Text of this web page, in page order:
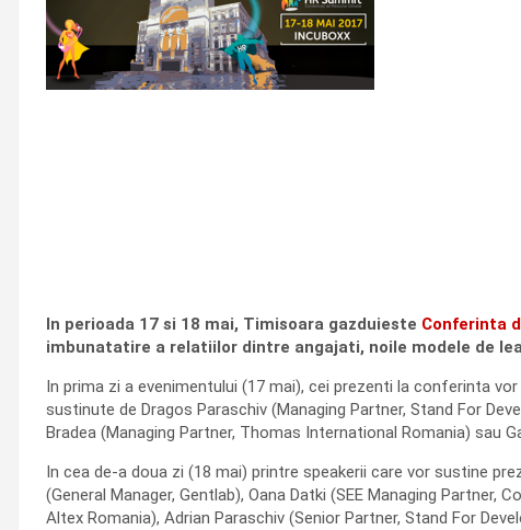
In perioada 17 si 18 mai, Timisoara gazduieste Conferinta
imbunatatire a relatiilor dintre angajati, noile modele de
In prima zi a evenimentului (17 mai), cei prezenti la conferinta
sustinute de Dragos Paraschiv (Managing Partner, Stand For
Bradea (Managing Partner, Thomas International Romania) sau
In cea de-a doua zi (18 mai) printre speakerii care vor sustine
(General Manager, Gentlab), Oana Datki (SEE Managing Partner,
Altex Romania), Adrian Paraschiv (Senior Partner, Stand For